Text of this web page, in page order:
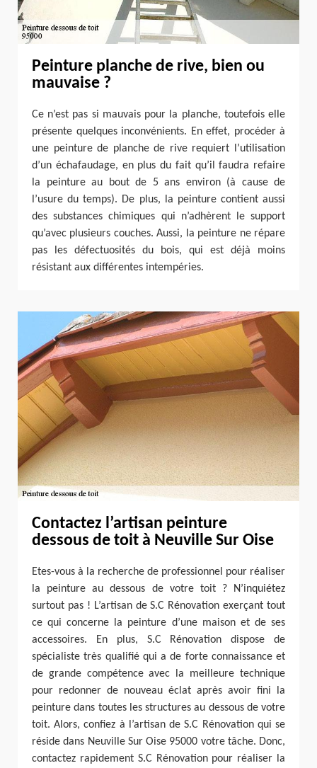
Peinture planche de rive, bien ou
mauvaise ?
Ce n’est pas si mauvais pour la planche, toutefois elle
présente quelques inconvénients. En effet, procéder à
une peinture de planche de rive requiert l’utilisation
d’un échafaudage, en plus du fait qu’il faudra refaire
la peinture au bout de 5 ans environ (à cause de
l’usure du temps). De plus, la peinture contient aussi
des substances chimiques qui n’adhèrent le support
qu’avec plusieurs couches. Aussi, la peinture ne répare
pas les défectuosités du bois, qui est déjà moins
résistant aux différentes intempéries.
Contactez l’artisan peinture
dessous de toit à Neuville Sur Oise
Etes-vous à la recherche de professionnel pour réaliser
la peinture au dessous de votre toit ? N’inquiétez
surtout pas ! L’artisan de S.C Rénovation exerçant tout
ce qui concerne la peinture d’une maison et de ses
accessoires. En plus, S.C Rénovation dispose de
spécialiste très qualifié qui a de forte connaissance et
de grande compétence avec la meilleure technique
pour redonner de nouveau éclat après avoir fini la
peinture dans toutes les structures au dessous de votre
toit. Alors, confiez à l’artisan de S.C Rénovation qui se
réside dans Neuville Sur Oise 95000 votre tâche. Donc,
contactez rapidement S.C Rénovation pour réaliser la